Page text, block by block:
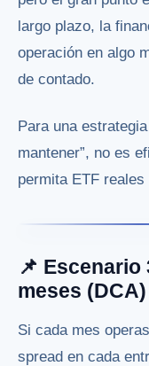
largo plazo, la
operación en algo
de contado.
Para una
mantener”, no es
permita ETF
📌
meses (DCA)
Si cada mes
spread en cada